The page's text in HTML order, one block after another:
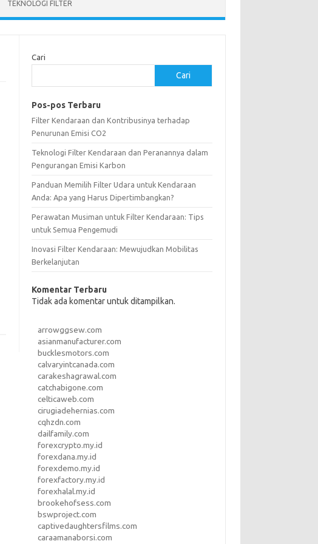
TEKNOLOGI FILTER
Cari
Cari
Pos-pos Terbaru
Filter Kendaraan dan Kontribusinya terhadap
Penurunan Emisi CO2
Teknologi Filter Kendaraan dan Peranannya dalam
Pengurangan Emisi Karbon
Panduan Memilih Filter Udara untuk Kendaraan
Anda: Apa yang Harus Dipertimbangkan?
Perawatan Musiman untuk Filter Kendaraan: Tips
untuk Semua Pengemudi
Inovasi Filter Kendaraan: Mewujudkan Mobilitas
Berkelanjutan
Komentar Terbaru
Tidak ada komentar untuk ditampilkan.
arrowggsew.com
asianmanufacturer.com
bucklesmotors.com
calvaryintcanada.com
carakeshagrawal.com
catchabigone.com
celticaweb.com
cirugiadehernias.com
cqhzdn.com
dailfamily.com
forexcrypto.my.id
forexdana.my.id
forexdemo.my.id
forexfactory.my.id
forexhalal.my.id
brookehofsess.com
bswproject.com
captivedaughtersfilms.com
caraamanaborsi.com